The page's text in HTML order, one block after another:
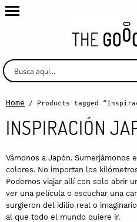
Home / Products tagged
INSPIRACIÓN
Vámonos a Japón. Sumerjámonos
colores. No importan los
Podemos viajar allí con solo abrir
ver una película o escuchar una
surgieron del idilio real o
al que todo el mundo quiere ir.